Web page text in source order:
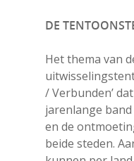
DE
Het thema van
/ Verbunden’
jarenlange
en de
beide steden.